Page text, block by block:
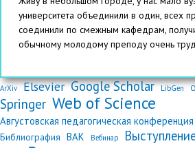
университета объединили в один, всех
соединили по смежным кафедрам,
обычному молодому преподу очень
ArXiv Elsevier Google Scholar LibGen
Springer Web of Science
Августовская педагогическая конференция
Библиография ВАК Вебинар